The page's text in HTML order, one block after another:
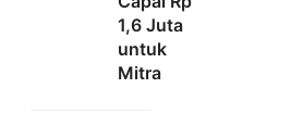
1,6 Juta
untuk
Mitra